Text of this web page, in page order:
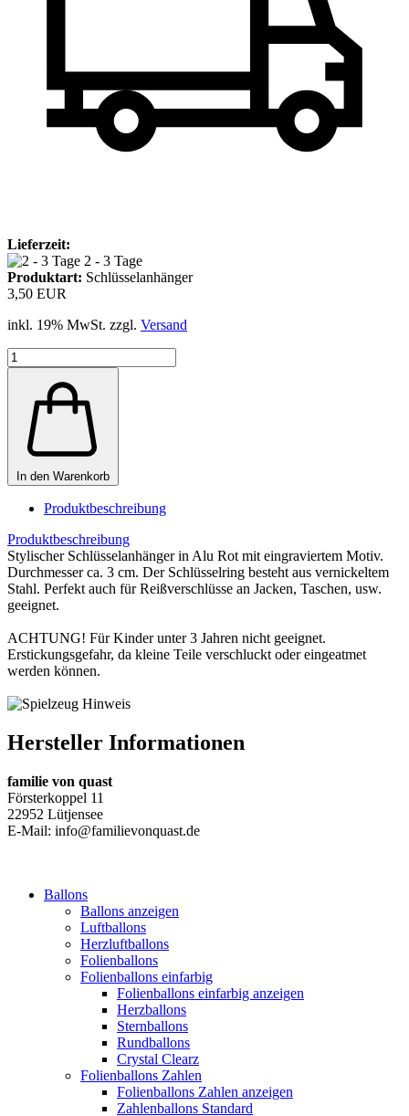
Lieferzeit:
2 - 3 Tage
Produktart: Schlüsselanhänger
3,50 EUR
inkl. 19% MwSt. zzgl. Versand
In den Warenkorb
Produktbeschreibung
Produktbeschreibung
Stylischer Schlüsselanhänger in Alu Rot mit eingraviertem Motiv.
Durchmesser ca. 3 cm. Der Schlüsselring besteht aus vernickeltem
Stahl. Perfekt auch für Reißverschlüsse an Jacken, Taschen, usw.
geeignet.
ACHTUNG! Für Kinder unter 3 Jahren nicht geeignet.
Erstickungsgefahr, da kleine Teile verschluckt oder eingeatmet
werden können.
Hersteller Informationen
familie von quast
Försterkoppel 11
22952 Lütjensee
E-Mail: info@familievonquast.de
Ballons
Ballons anzeigen
Luftballons
Herzluftballons
Folienballons
Folienballons einfarbig
Folienballons einfarbig anzeigen
Herzballons
Sternballons
Rundballons
Crystal Clearz
Folienballons Zahlen
Folienballons Zahlen anzeigen
Zahlenballons Standard